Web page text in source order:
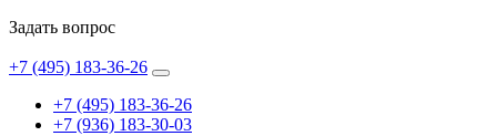
Задать вопрос
+7 (495) 183-36-26
+7 (495) 183-36-26
+7 (936) 183-30-03